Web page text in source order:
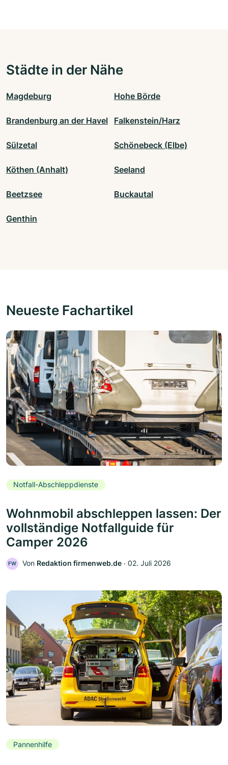
Städte in der Nähe
Magdeburg Hohe Börde
Brandenburg an der Havel Falkenstein/Harz
Sülzetal Schönebeck (Elbe)
Köthen (Anhalt) Seeland
Beetzsee Buckautal
Genthin
Neueste Fachartikel
Notfall-Abschleppdienste
Wohnmobil abschleppen lassen: Der
vollständige Notfallguide für
Camper 2026
FW Von Redaktion firmenweb.de ‧ 02. Juli 2026
Pannenhilfe